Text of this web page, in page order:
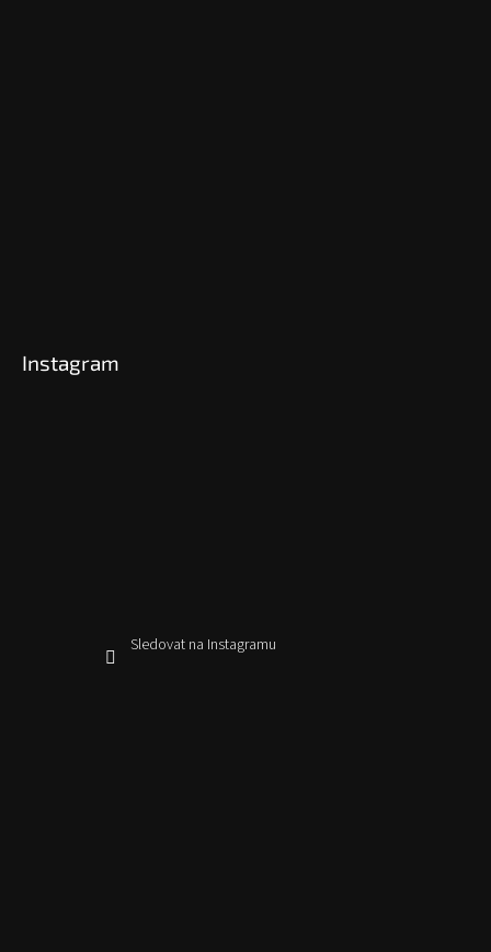
Instagram
Sledovat na Instagramu